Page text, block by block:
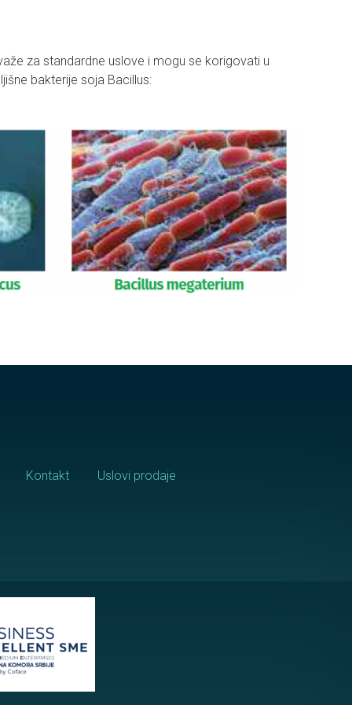
za standardne uslove i mogu se korigovati u
bakterije soja Bacillus:
Kontakt Uslovi prodaje